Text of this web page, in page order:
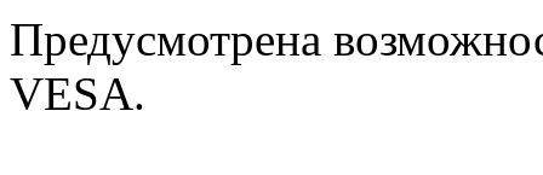
Предусмотрена
VESA.